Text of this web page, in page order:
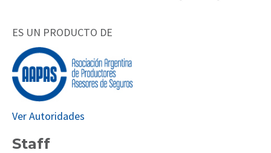
ES UN PRODUCTO DE
Ver Autoridades
Staff